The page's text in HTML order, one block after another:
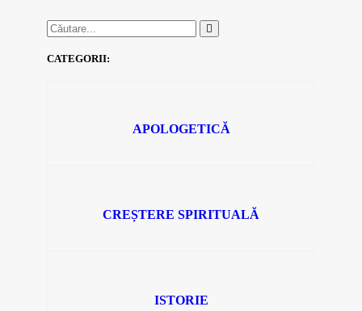
CATEGORII:
APOLOGETICĂ
CREȘTERE SPIRITUALĂ
ISTORIE